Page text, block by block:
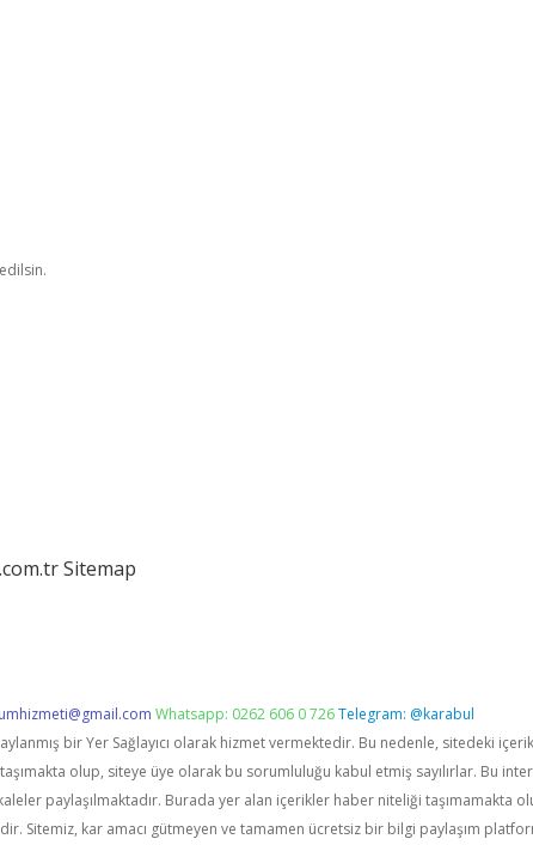
Sitemap
Whatsapp: 0262 606 0 726Telegram: @karabul
bir Yer Sağlayıcı olarak hizmet vermektedir. Bu nedenle, sitedeki
olup, siteye üye olarak bu sorumluluğu kabul etmiş sayılırlar. Bu
paylaşılmaktadır. Burada yer alan içerikler haber niteliği taşımamakta
Sitemiz, kar amacı gütmeyen ve tamamen ücretsiz bir bilgi paylaşım